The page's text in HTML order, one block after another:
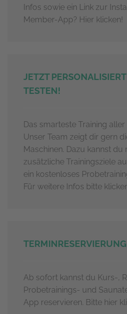
Infos sowie ein Link zur
Member-App? Hier klicken!
JETZT
TESTEN!
Das smarteste Training
Unser Team zeigt dir gern
Maschinen. Dazu kannst du
zusätzliche Trainingsziele
ein kostenloses
Für weitere Infos bitte
Ab sofort kannst du Kurs-,
Probetrainings- und
App reservieren. Bitte hier